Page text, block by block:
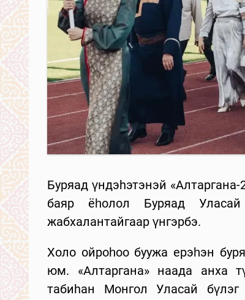
Буряад үндэhэтэнэй
баяр ёһолол Буряад
жабхалантайгаар үнгэрбэ.
Холо ойроһоо буужа ерэһэн
юм. «Алтаргана» наада анха
табиhан Монгол Уласай